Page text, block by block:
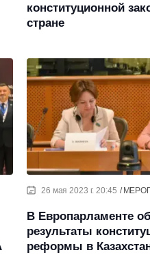
конституционной
стране
26 мая 2023 г. 20:45
В Европарламенте
результаты
реформы в